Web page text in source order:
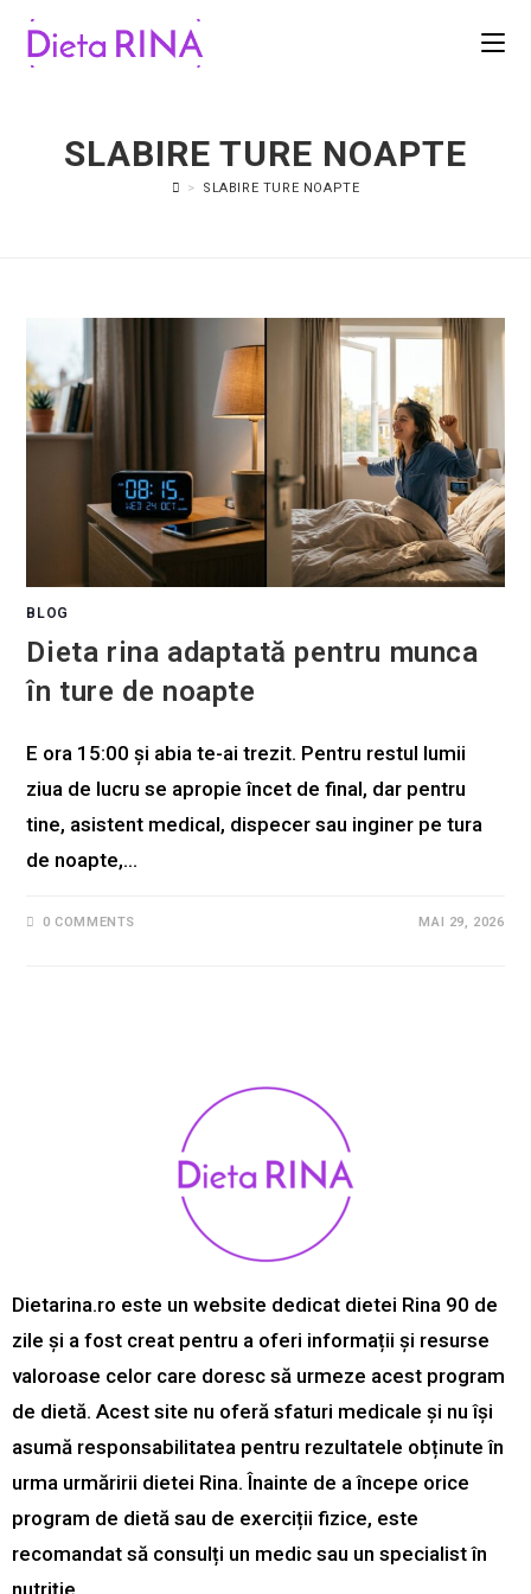
SLABIRE TURE NOAPTE
> SLABIRE TURE NOAPTE
BLOG
Dieta rina adaptată pentru munca
în ture de noapte
E ora 15:00 și abia te-ai trezit. Pentru restul lumii
ziua de lucru se apropie încet de final, dar pentru
tine, asistent medical, dispecer sau inginer pe tura
de noapte,…
0 COMMENTS MAI 29, 2026
Dietarina.ro este un website dedicat dietei Rina 90 de
zile și a fost creat pentru a oferi informații și resurse
valoroase celor care doresc să urmeze acest program
de dietă. Acest site nu oferă sfaturi medicale și nu își
asumă responsabilitatea pentru rezultatele obținute în
urma urmăririi dietei Rina. Înainte de a începe orice
program de dietă sau de exerciții fizice, este
recomandat să consulți un medic sau un specialist în
nutriție.